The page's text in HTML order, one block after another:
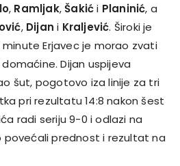
, Ramljak,Šakići Planinić, a
, Dijan i Kraljević. Široki je
Erjavec je morao zvati
Dijan uspijeva
šut, pogotovo iza linije za tri
pri rezultatu 14:8 nakon šest
radi seriju 9-0 i odlazi na
povećali prednost i rezultat na